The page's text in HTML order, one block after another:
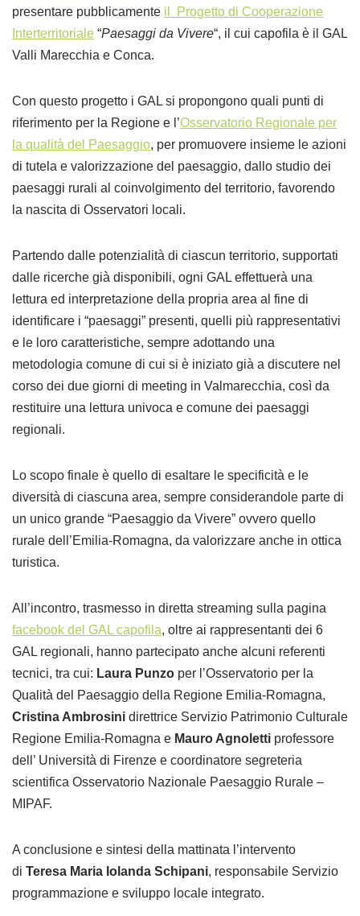
presentare pubblicamente il Progetto di Cooperazione
Interterritoriale “Paesaggi da Vivere“, il cui capofila è il GAL
Valli Marecchia e Conca.
Con questo progetto i GAL si propongono quali punti di
riferimento per la Regione e l’Osservatorio Regionale per
la qualità del Paesaggio, per promuovere insieme le azioni
di tutela e valorizzazione del paesaggio, dallo studio dei
paesaggi rurali al coinvolgimento del territorio, favorendo
la nascita di Osservatori locali.
Partendo dalle potenzialità di ciascun territorio, supportati
dalle ricerche già disponibili, ogni GAL effettuerà una
lettura ed interpretazione della propria area al fine di
identificare i “paesaggi” presenti, quelli più rappresentativi
e le loro caratteristiche, sempre adottando una
metodologia comune di cui si è iniziato già a discutere nel
corso dei due giorni di meeting in Valmarecchia, così da
restituire una lettura univoca e comune dei paesaggi
regionali.
Lo scopo finale è quello di esaltare le specificità e le
diversità di ciascuna area, sempre considerandole parte di
un unico grande “Paesaggio da Vivere” ovvero quello
rurale dell’Emilia-Romagna, da valorizzare anche in ottica
turistica.
All’incontro, trasmesso in diretta streaming sulla pagina
facebook del GAL capofila, oltre ai rappresentanti dei 6
GAL regionali, hanno partecipato anche alcuni referenti
tecnici, tra cui: Laura Punzo per l’Osservatorio per la
Qualità del Paesaggio della Regione Emilia-Romagna,
Cristina Ambrosini direttrice Servizio Patrimonio Culturale
Regione Emilia-Romagna e Mauro Agnoletti professore
dell’ Università di Firenze e coordinatore segreteria
scientifica Osservatorio Nazionale Paesaggio Rurale –
MIPAF.
A conclusione e sintesi della mattinata l’intervento
di Teresa Maria Iolanda Schipani, responsabile Servizio
programmazione e sviluppo locale integrato.